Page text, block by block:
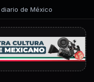
de México